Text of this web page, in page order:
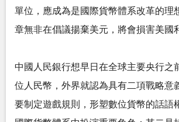
單位，應成為是國際貨幣體系改革的理
章無非在倡議揚棄美元，將會損害美國
中國人民銀行想早日在全球主要央行之
位人民幣，外界就認為具有二項戰略意
要制定遊戲規則，形塑數位貨幣的話語